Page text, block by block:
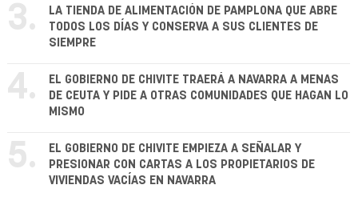
3.
LA TIENDA DE ALIMENTACIÓN DE PAMPLONA QUE ABRE
TODOS LOS DÍAS Y CONSERVA A SUS CLIENTES DE
SIEMPRE
4.
EL GOBIERNO DE CHIVITE TRAERÁ A NAVARRA A MENAS
DE CEUTA Y PIDE A OTRAS COMUNIDADES QUE HAGAN LO
MISMO
5.
EL GOBIERNO DE CHIVITE EMPIEZA A SEÑALAR Y
PRESIONAR CON CARTAS A LOS PROPIETARIOS DE
VIVIENDAS VACÍAS EN NAVARRA